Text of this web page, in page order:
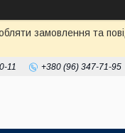
замовлення та
11 +380 (96) 347-71-95